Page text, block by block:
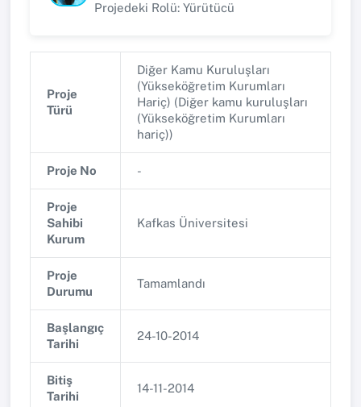
Projedeki Rolü: Yürütücü
Proje
Türü
Diğer Kamu Kuruluşları
(Yükseköğretim Kurumları
Hariç) (Diğer kamu kuruluşları
(Yükseköğretim Kurumları
hariç))
Proje No -
Proje
Sahibi
Kurum
Kafkas Üniversitesi
Proje
Durumu
Tamamlandı
Başlangıç
Tarihi
24-10-2014
Bitiş
Tarihi
14-11-2014